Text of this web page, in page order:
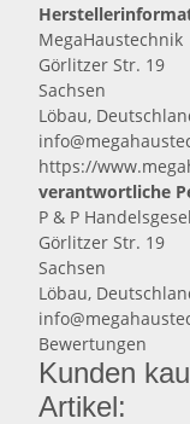
MegaHaustechnik
Görlitzer Str. 19
Sachsen
Löbau,
https://
verantwortliche
P & P
Görlitzer Str. 19
Sachsen
Löbau,
Bewertungen
Kunden
Artikel: